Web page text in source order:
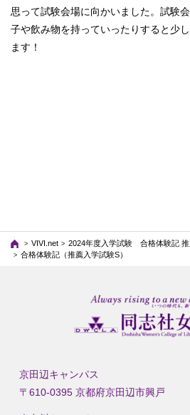
思って試験会場に向かいました。試験
子や飲み物を持っていったりすると少
ます！
VIVI.net
2024年度入学試験 合格体験記 推
合格体験記（推薦入学試験S）
京田辺キャンパス
〒610-0395 京都府京田辺市興戸